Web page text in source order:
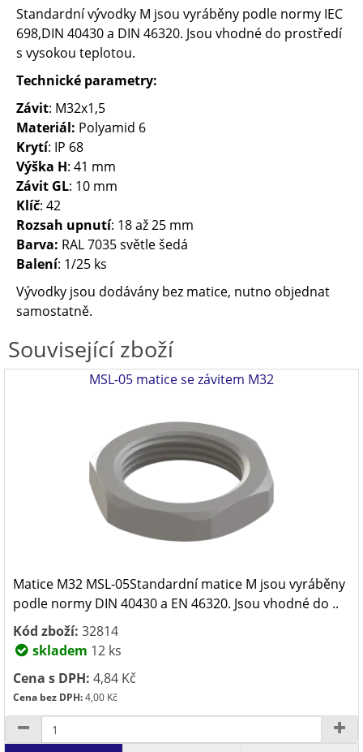
Standardní vývodky M jsou vyráběny podle normy IEC
698,DIN 40430 a DIN 46320. Jsou vhodné do prostředí
s vysokou teplotou.
Technické parametry:
Závit: M32x1,5
Materiál: Polyamid 6
Krytí: IP 68
Výška H: 41 mm
Závit GL: 10 mm
Klíč: 42
Rozsah upnutí: 18 až 25 mm
Barva: RAL 7035 světle šedá
Balení: 1/25 ks
Vývodky jsou dodávány bez matice, nutno objednat
samostatně.
Související zboží
MSL-05 matice se závitem M32
Matice M32 MSL-05Standardní matice M jsou vyráběny
podle normy DIN 40430 a EN 46320. Jsou vhodné do ..
Kód zboží: 32814
skladem 12 ks
Cena s DPH: 4,84 Kč
Cena bez DPH:4,00 Kč